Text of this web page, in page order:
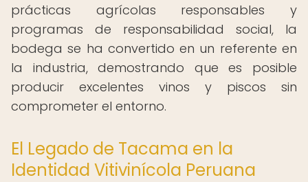
prácticas agrícolas responsables y
programas de responsabilidad social, la
bodega se ha convertido en un referente en
la industria, demostrando que es posible
producir excelentes vinos y piscos sin
comprometer el entorno.
El Legado de Tacama en la
Identidad Vitivinícola Peruana